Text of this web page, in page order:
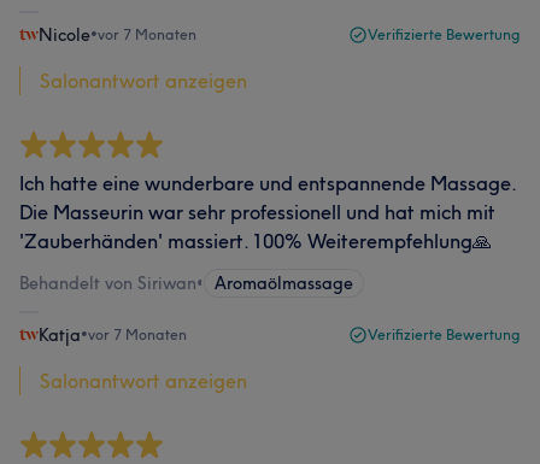
Nicole•vor 7 Monaten Verifizierte Bewertung
Salonantwort anzeigen
Ich hatte eine wunderbare und entspannende Massage.
Die Masseurin war sehr professionell und hat mich mit
'Zauberhänden' massiert. 100% Weiterempfehlung🙏
Behandelt von Siriwan• Aromaölmassage
Katja•vor 7 Monaten Verifizierte Bewertung
Salonantwort anzeigen